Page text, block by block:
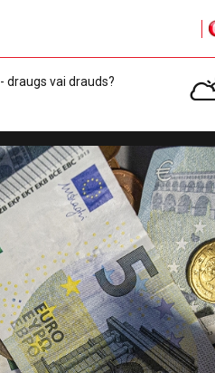
draugs vai drauds?